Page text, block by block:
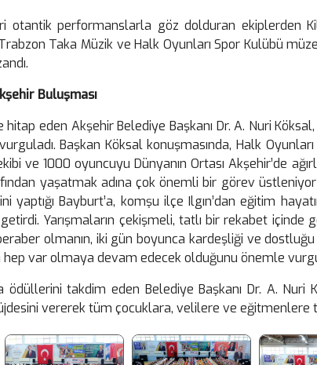
otantik performanslarla göz dolduran ekiplerden
Trabzon Taka Müzik ve Halk Oyunları Spor Kulübü
Buluşması
eden Akşehir Belediye Başkanı Dr. A. Nuri
Başkan Köksal konuşmasında, Halk
ve 1000 oyuncuyu Dünyanın Ortası Akşehir’de
yaşatmak adına çok önemli bir görev
Bayburt’a, komşu ilçe Ilgın’dan eğitim
Yarışmaların çekişmeli, tatlı bir rekabet içinde
olmanın, iki gün boyunca kardeşliği ve
var olmaya devam edecek olduğunu önemle
ödüllerini takdim eden Belediye Başkanı Dr. A.
vererek tüm çocuklara, velilere ve